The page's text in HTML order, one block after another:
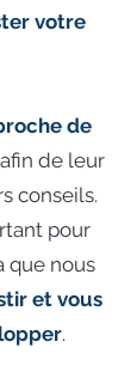
votre
de
afin de leur
conseils.
pour
que nous
et vous
.